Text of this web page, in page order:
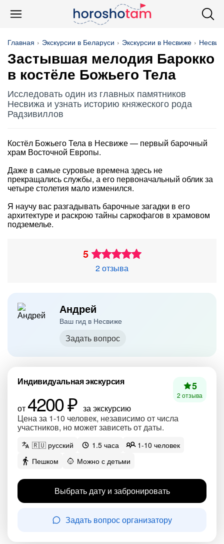
Главная Экскурсии в Беларуси Экскурсии в Несвиже
Застывшая мелодия Барокко
в костёле Божьего Тела
Исследовать один из главных памятников
Несвижа и узнать историю княжеского рода
Радзивиллов
Костёл Божьего Тела в Несвиже — первый барочный
храм Восточной Европы.
Даже в самые суровые времена здесь не
прекращались службы, а его первоначальный облик за
четыре столетия мало изменился.
Я научу вас разгадывать барочные загадки в его
архитектуре и раскрою тайны саркофагов в храмовом
подземелье.
5
2 отзыва
Андрей
Ваш гид в Несвиже
Задать вопрос
Индивидуальная экскурсия
от 4200 ₽ за экскурсию
Цена за 1-10 человек, независимо от числа
участников, но может зависеть от даты.
5
2 отзыва
🇷🇺 русский 1.5 часа
1-10 человек
Пешком
Можно с детьми
Выбрать дату и забронировать
Задать вопрос организатору